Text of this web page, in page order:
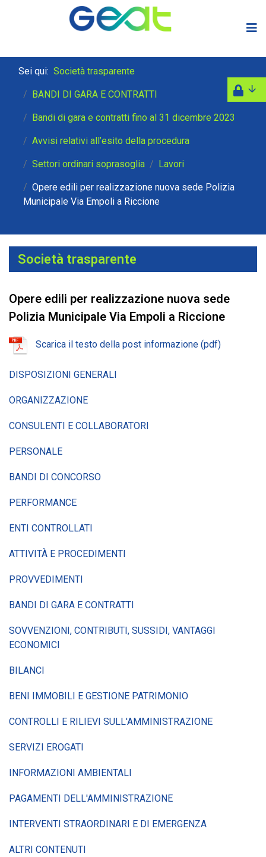
Sei qui: Società trasparente
BANDI DI GARA E CONTRATTI
Bandi di gara e contratti fino al 31 dicembre 2023
Avvisi relativi all’esito della procedura
Settori ordinari soprasoglia Lavori
Opere edili per realizzazione nuova sede Polizia
Municipale Via Empoli a Riccione
Società trasparente
Opere edili per realizzazione nuova sede
Polizia Municipale Via Empoli a Riccione
Scarica il testo della post informazione (pdf)
DISPOSIZIONI GENERALI
ORGANIZZAZIONE
CONSULENTI E COLLABORATORI
PERSONALE
BANDI DI CONCORSO
PERFORMANCE
ENTI CONTROLLATI
ATTIVITÀ E PROCEDIMENTI
PROVVEDIMENTI
BANDI DI GARA E CONTRATTI
SOVVENZIONI, CONTRIBUTI, SUSSIDI, VANTAGGI
ECONOMICI
BILANCI
BENI IMMOBILI E GESTIONE PATRIMONIO
CONTROLLI E RILIEVI SULL'AMMINISTRAZIONE
SERVIZI EROGATI
INFORMAZIONI AMBIENTALI
PAGAMENTI DELL'AMMINISTRAZIONE
INTERVENTI STRAORDINARI E DI EMERGENZA
ALTRI CONTENUTI